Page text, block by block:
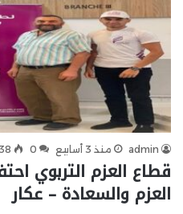
admin منذ 3 أسابيع 0
38
قطاع العزم التربوي
العزم والسعادة – عكار